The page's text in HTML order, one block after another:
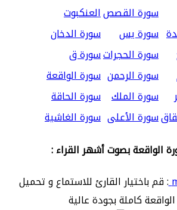
سورة القصصالعنكبوت
سورة يس
سورة الدخان
سورة الحجراتسورة ق
سورة الرحمن سورة الواقعة
سورة الملك سورة الحاقة
سورة الأعلى سورة الغاشية
الواقعة بصوت أشهر القراء :
: قم باختيار القارئ للاستماع و تحميل
كاملة بجودة عالية